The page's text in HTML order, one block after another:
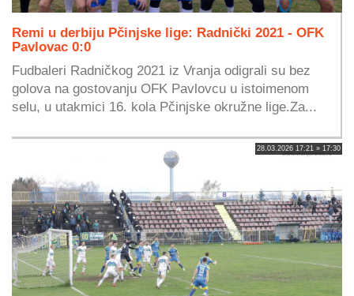
Remi u derbiju Pčinjske lige: Radnički 2021 - OFK
Pavlovac 0:0
Fudbaleri Radničkog 2021 iz Vranja odigrali su bez
golova na gostovanju OFK Pavlovcu u istoimenom
selu, u utakmici 16. kola Pčinjske okružne lige.Za...
28.03.2026 17:21 » 17:30